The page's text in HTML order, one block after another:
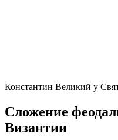
Константин Великий у
Сложение
Византии